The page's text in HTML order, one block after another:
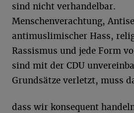
sind nicht verhandelbar.
Menschenverachtung,
antimuslimischer Hass,
Rassismus und jede Form
sind mit der CDU
Grundsätze verletzt, muss
dass wir konsequent